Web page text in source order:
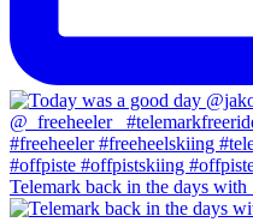
Telemark back in the days